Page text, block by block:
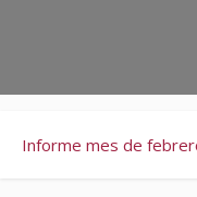
Informe mes de